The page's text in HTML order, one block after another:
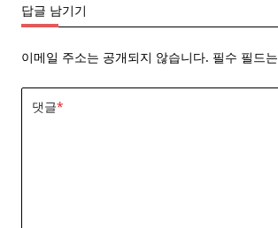
답글 남기기
이메일 주소는 공개되지 않습니다. 필수 필드는
댓글*